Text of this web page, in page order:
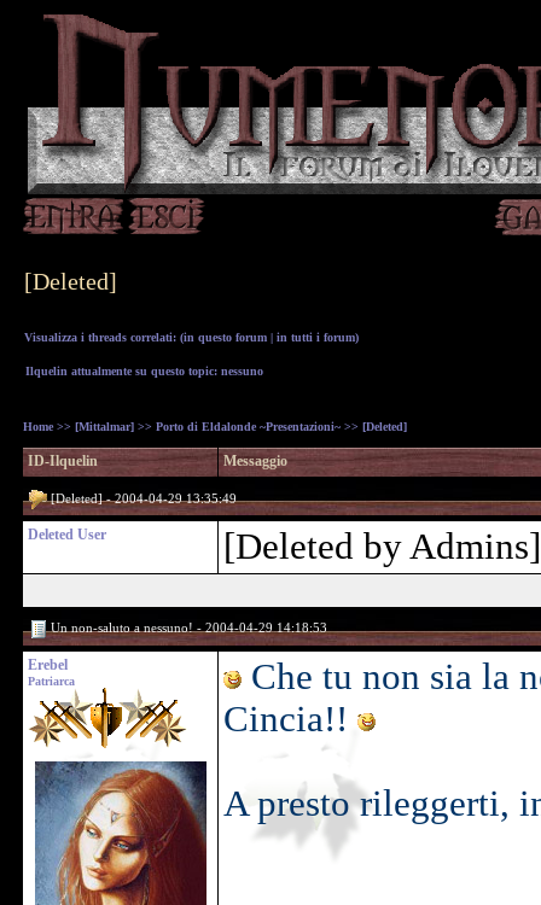
[Deleted]
Visualizza i threads correlati: (in questo forum | in tutti i forum)
Ilquelin attualmente su questo topic: nessuno
Home >> [Mittalmar] >> Porto di Eldalonde ~Presentazioni~ >> [Deleted]
ID-Ilquelin Messaggio
[Deleted] - 2004-04-29 13:35:49
Deleted User [Deleted by Admins]
Un non-saluto a nessuno! - 2004-04-29 14:18:53
Erebel
Patriarca
Che tu non sia la
Cincia!!
A presto rileggerti,